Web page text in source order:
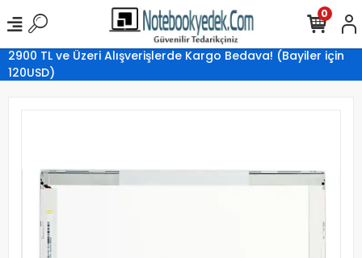
2900 TL ve Üzeri Alışverişlerde Kargo Bedava! (Bayiler için
120USD)
0